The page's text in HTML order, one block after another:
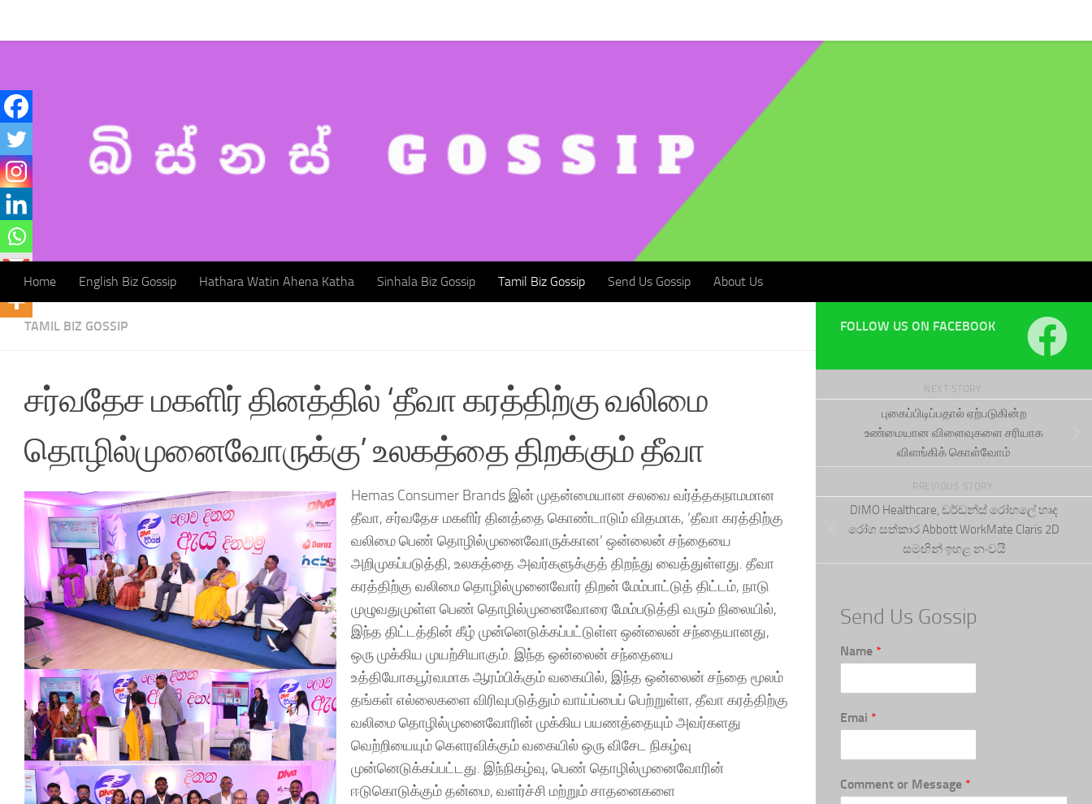
Home English Biz Gossip Hathara Watin Ahena Katha Sinhala Biz Gossip Tamil Biz Gossip Send Us Gossip About Us
TAMIL BIZ GOSSIP
சர்வதேச மகளிர் தினத்தில் ‘தீவா கரத்திற்கு வலிமை
தொழில்முனைவோருக்கு’ உலகத்தை திறக்கும் தீவா
Hemas Consumer Brands இன் முதன்மையான சலவை வர்த்தகநாமமான
தீவா, சர்வதேச மகளிர் தினத்தை கொண்டாடும் விதமாக, ‘தீவா கரத்திற்கு
வலிமை பெண் தொழில்முனைவோருக்கான’ ஒன்லைன் சந்தையை
அறிமுகப்படுத்தி, உலகத்தை அவர்களுக்குத் திறந்து வைத்துள்ளது. தீவா
கரத்திற்கு வலிமை தொழில்முனைவோர் திறன் மேம்பாட்டுத் திட்டம், நாடு
முழுவதுமுள்ள பெண் தொழில்முனைவோரை மேம்படுத்தி வரும் நிலையில்,
இந்த திட்டத்தின் கீழ் முன்னெடுக்கப்பட்டுள்ள ஒன்லைன் சந்தையானது,
ஒரு முக்கிய முயற்சியாகும். இந்த ஒன்லைன் சந்தையை
உத்தியோகபூர்வமாக ஆரம்பிக்கும் வகையில், இந்த ஒன்லைன் சந்தை மூலம்
தங்கள் எல்லைகளை விரிவுபடுத்தும் வாய்ப்பைப் பெற்றுள்ள, தீவா கரத்திற்கு
வலிமை தொழில்முனைவோரின் முக்கிய பயணத்தையும் அவர்களது
வெற்றியையும் கௌரவிக்கும் வகையில் ஒரு விசேட நிகழ்வு
முன்னெடுக்கப்பட்டது. இந்நிகழ்வு, பெண் தொழில்முனைவோரின்
ஈடுகொடுக்கும் தன்மை, வளர்ச்சி மற்றும் சாதனைகளை
FOLLOW US ON FACEBOOK
NEXT STORY
புகைப்பிடிப்பதால் ஏற்படுகின்ற
உண்மையான விளைவுகளை சரியாக
விளங்கிக் கொள்வோம்
PREVIOUS STORY
DIMO Healthcare, ඩර්ඩන්ස් රෝහලේ හෘද
රෝග සත්කාර Abbott WorkMate Claris 2D
සමඟින් ඉහළ නංවයි
Send Us Gossip
Name *
Emai *
Comment or Message *